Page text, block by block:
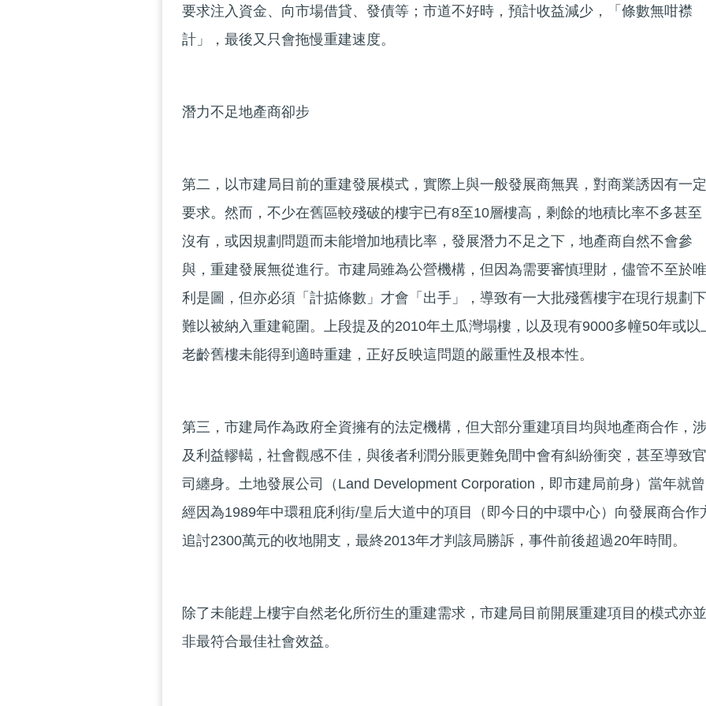
要求注入資金、向市場借貸、發債等；市道不好時，預計收益減少，「條數無咁襟
計」，最後又只會拖慢重建速度。
潛力不足地產商卻步
第二，以市建局目前的重建發展模式，實際上與一般發展商無異，對商業誘因有一定
要求。然而，不少在舊區較殘破的樓宇已有8至10層樓高，剩餘的地積比率不多甚至
沒有，或因規劃問題而未能增加地積比率，發展潛力不足之下，地產商自然不會參
與，重建發展無從進行。市建局雖為公營機構，但因為需要審慎理財，儘管不至於唯
利是圖，但亦必須「計掂條數」才會「出手」，導致有一大批殘舊樓宇在現行規劃下
難以被納入重建範圍。上段提及的2010年土瓜灣塌樓，以及現有9000多幢50年或以
老齡舊樓未能得到適時重建，正好反映這問題的嚴重性及根本性。
第三，市建局作為政府全資擁有的法定機構，但大部分重建項目均與地產商合作，涉
及利益轇轕，社會觀感不佳，與後者利潤分賬更難免間中會有糾紛衝突，甚至導致官
司纏身。土地發展公司（Land Development Corporation，即市建局前身）當年就曾
經因為1989年中環租庇利街/皇后大道中的項目（即今日的中環中心）向發展商合作
追討2300萬元的收地開支，最終2013年才判該局勝訴，事件前後超過20年時間。
除了未能趕上樓宇自然老化所衍生的重建需求，市建局目前開展重建項目的模式亦並
非最符合最佳社會效益。